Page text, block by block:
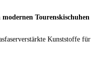
Tourenskischuhen
Kunststoffe für